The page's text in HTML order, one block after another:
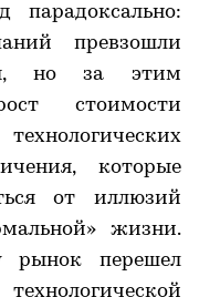
превзошли
но за этим
стоимости
которые
от иллюзий
жизни.
рынок перешел